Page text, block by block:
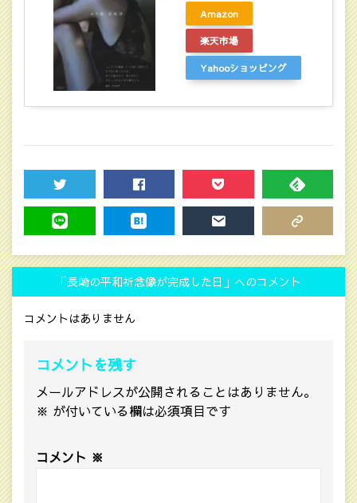
Amazon
楽天市場
Yahooショッピング
TWEET SHARE POCKET FEEDLY
「長崎の平和祈念像が完成した日」へのコメント
コメントはありません
コメントを残す
メールアドレスが公開されることはありません。
※ が付いている欄は必須項目です
コメント ※